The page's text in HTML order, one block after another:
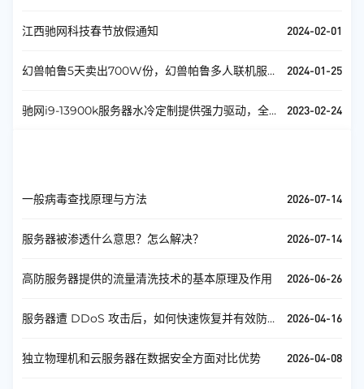
江西驰网科技春节放假通知 2024-02-01
幻兽帕鲁5天卖出700W份，幻兽帕鲁多人联机服
2024-01-25
驰网i9-13900k服务器水冷定制提供强力驱动，全
2023-02-24
一般病毒查找原理与方法 2026-07-14
服务器被渗透什么意思？怎么解决？ 2026-07-14
高防服务器提供的流量清洗技术的基本原理及作用 2026-06-26
服务器遭 DDoS 攻击后，如何快速恢复并有效防
2026-04-16
独立物理机和云服务器在数据安全方面对比优势 2026-04-08